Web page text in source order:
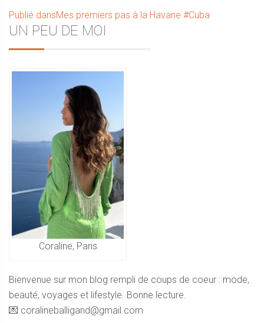
Navigation
de
Publié dansMes premiers pas à la Havane #Cuba
Sidebar
UN PEU DE MOI
Coraline, Paris
Bienvenue sur mon blog rempli de coups de coeur : mode,
beauté, voyages et lifestyle. Bonne lecture.
💌 coralineballigand@gmail.com